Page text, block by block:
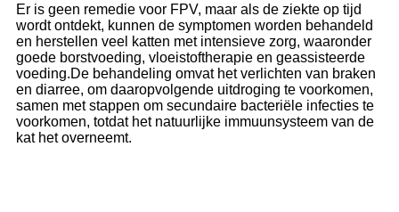
Er is geen remedie voor FPV, maar als de ziekte op tijd
wordt ontdekt, kunnen de symptomen worden behandeld
en herstellen veel katten met intensieve zorg, waaronder
goede borstvoeding, vloeistoftherapie en geassisteerde
voeding.De behandeling omvat het verlichten van braken
en diarree, om daaropvolgende uitdroging te voorkomen,
samen met stappen om secundaire bacteriële infecties te
voorkomen, totdat het natuurlijke immuunsysteem van de
kat het overneemt.